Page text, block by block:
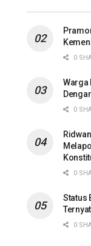
0
Warga
0
0
Status
0